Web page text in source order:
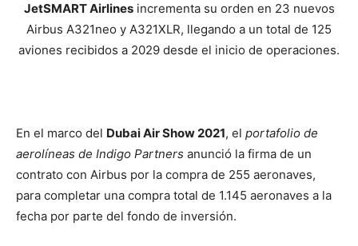
JetSMART Airlinesincrementa su orden en 23 nuevos
Airbus A321neo y A321XLR, llegando a un total de 125
aviones recibidos a 2029 desde el inicio de operaciones.
En el marco del Dubai Air Show 2021, el portafolio de
aerolíneas de Indigo Partners anunció la firma de un
contrato con Airbus por la compra de 255 aeronaves,
para completar una compra total de 1.145 aeronaves a la
fecha por parte del fondo de inversión.